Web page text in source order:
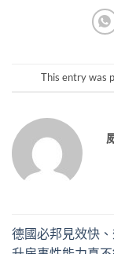
This entry was
德國必邦見效快